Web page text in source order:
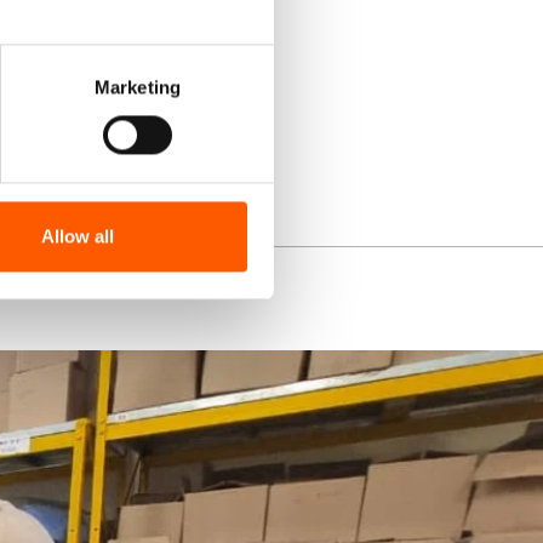
Marketing
Allow all